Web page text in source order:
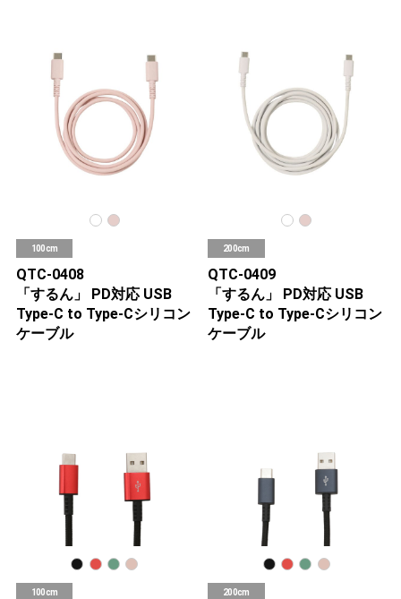
100cm
QTC-0408
「するん」 PD対応 USB
Type-C to Type-Cシリコン
ケーブル
200cm
QTC-0409
「するん」 PD対応 USB
Type-C to Type-Cシリコン
ケーブル
100cm 200cm